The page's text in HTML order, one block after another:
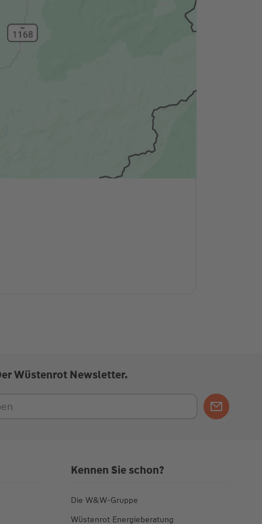
Wüstenrot Newsletter.
Kennen Sie schon?
Die W&W-Gruppe
Wüstenrot Energieberatung